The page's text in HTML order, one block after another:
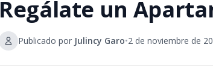
Regálate un
Publicado por Julincy Garo•2 de noviembre de